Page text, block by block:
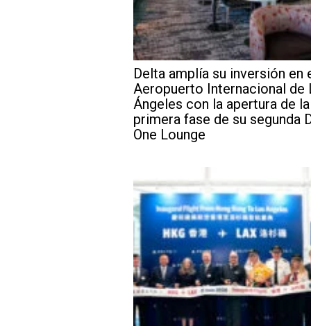
Delta amplía su inversión en
Aeropuerto Internacional de
Ángeles con la apertura de la
primera fase de su segunda
One Lounge